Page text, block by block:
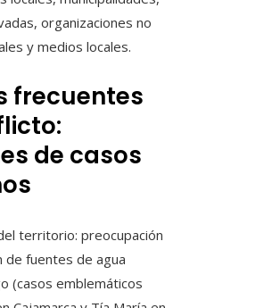
organizaciones no
y medios locales.
frecuentes
de casos
territorio: preocupación
de fuentes de agua
(casos emblemáticos